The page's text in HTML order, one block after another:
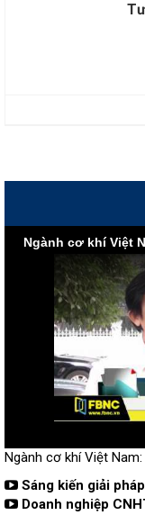
Ngành cơ khí Việt
Sáng kiến giải
Doanh nghiệp